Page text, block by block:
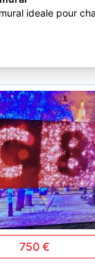
ideale pour
750 €